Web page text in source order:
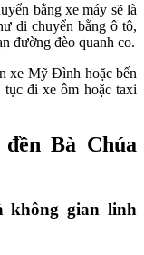
bằng xe máy sẽ là
di chuyển bằng ô tô,
đường đèo quanh co.
xe Mỹ Đình hoặc bến
đi xe ôm hoặc taxi
Bà Chúa
không gian linh